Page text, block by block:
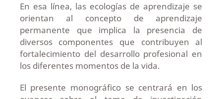
En esa línea, las ecologías de aprendizaje se
orientan al concepto de aprendizaje
permanente que implica la presencia de
diversos componentes que contribuyen al
fortalecimiento del desarrollo profesional en
los diferentes momentos de la vida.
El presente monográfico se centrará en los